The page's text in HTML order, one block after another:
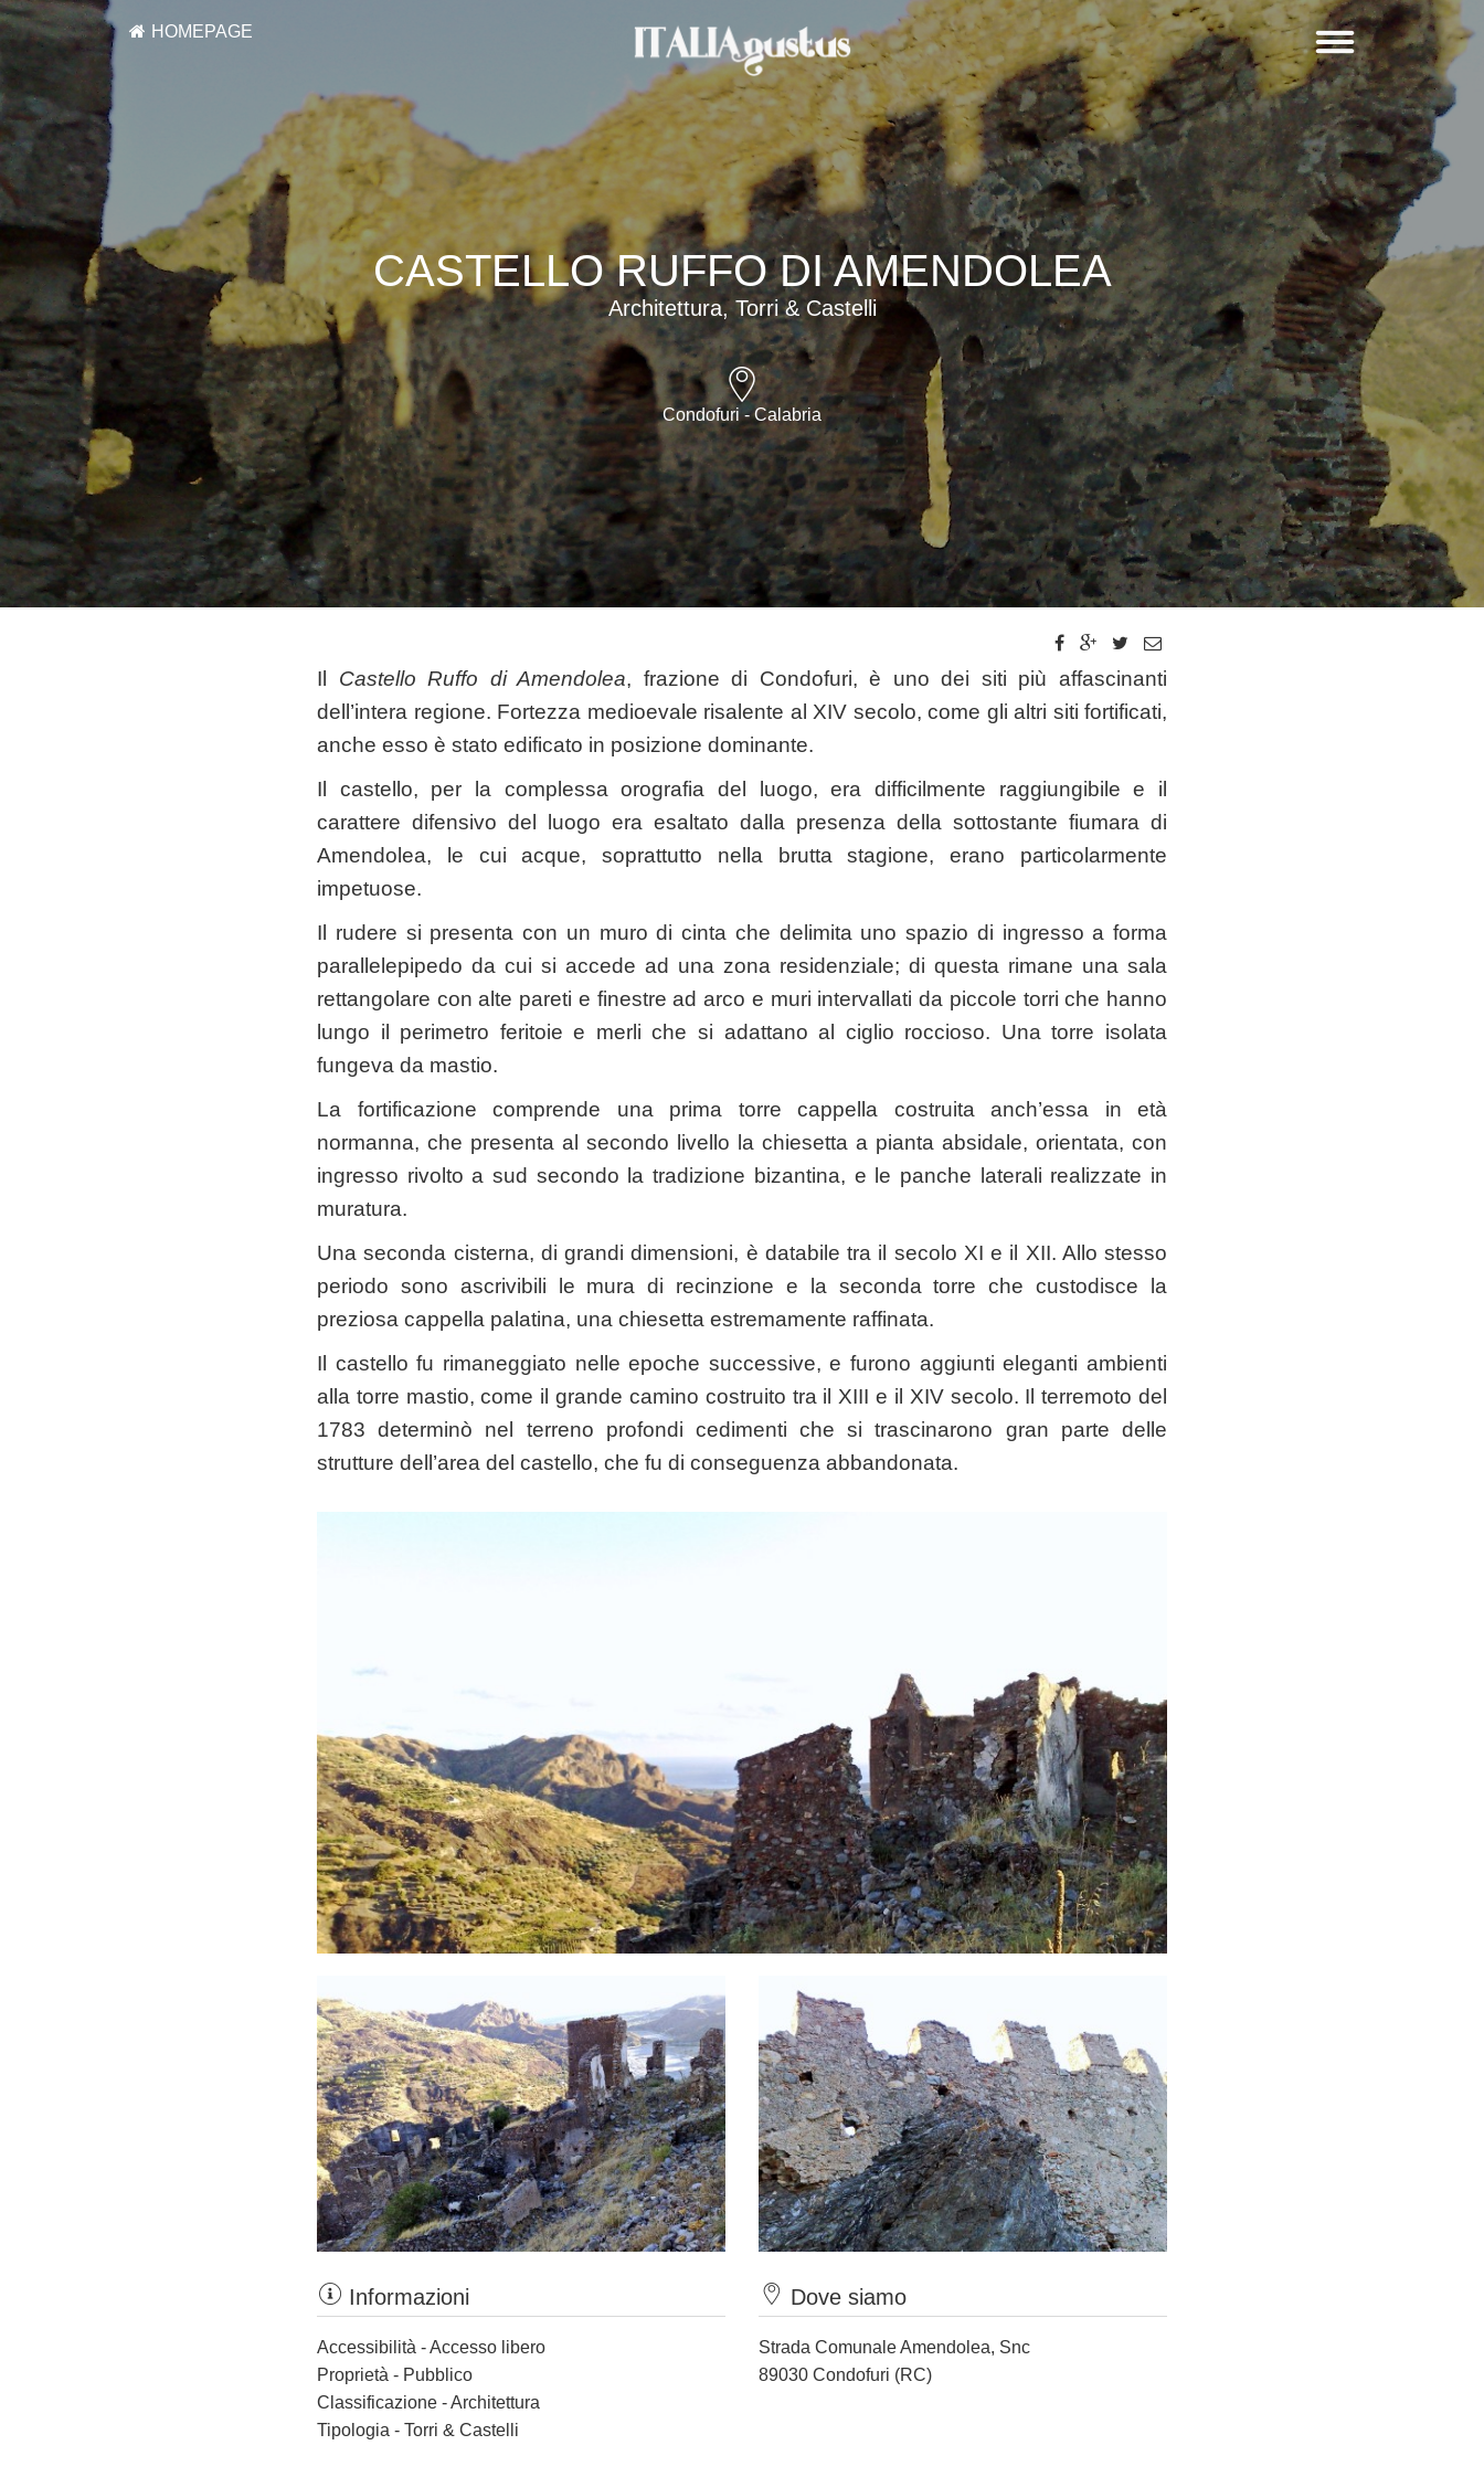
HOMEPAGE
CASTELLO RUFFO DI AMENDOLEA
Architettura, Torri & Castelli
Condofuri - Calabria
Il Castello Ruffo di Amendolea, frazione di Condofuri, è uno dei siti più affascinanti
dell’intera regione. Fortezza medioevale risalente al XIV secolo, come gli altri siti fortificati,
anche esso è stato edificato in posizione dominante.
Il castello, per la complessa orografia del luogo, era difficilmente raggiungibile e il
carattere difensivo del luogo era esaltato dalla presenza della sottostante fiumara di
Amendolea, le cui acque, soprattutto nella brutta stagione, erano particolarmente
impetuose.
Il rudere si presenta con un muro di cinta che delimita uno spazio di ingresso a forma
parallelepipedo da cui si accede ad una zona residenziale; di questa rimane una sala
rettangolare con alte pareti e finestre ad arco e muri intervallati da piccole torri che hanno
lungo il perimetro feritoie e merli che si adattano al ciglio roccioso. Una torre isolata
fungeva da mastio.
La fortificazione comprende una prima torre cappella costruita anch’essa in età
normanna, che presenta al secondo livello la chiesetta a pianta absidale, orientata, con
ingresso rivolto a sud secondo la tradizione bizantina, e le panche laterali realizzate in
muratura.
Una seconda cisterna, di grandi dimensioni, è databile tra il secolo XI e il XII. Allo stesso
periodo sono ascrivibili le mura di recinzione e la seconda torre che custodisce la
preziosa cappella palatina, una chiesetta estremamente raffinata.
Il castello fu rimaneggiato nelle epoche successive, e furono aggiunti eleganti ambienti
alla torre mastio, come il grande camino costruito tra il XIII e il XIV secolo. Il terremoto del
1783 determinò nel terreno profondi cedimenti che si trascinarono gran parte delle
strutture dell’area del castello, che fu di conseguenza abbandonata.
Informazioni
Accessibilità - Accesso libero
Proprietà - Pubblico
Classificazione - Architettura
Tipologia - Torri & Castelli
Dove siamo
Strada Comunale Amendolea, Snc
89030 Condofuri (RC)